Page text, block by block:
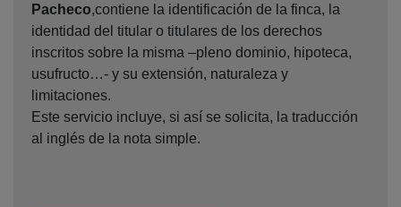
Pacheco,contiene la identificación de la finca, la
identidad del titular o titulares de los derechos
inscritos sobre la misma –pleno dominio, hipoteca,
usufructo…- y su extensión, naturaleza y
limitaciones.
Este servicio incluye, si así se solicita, la traducción
al inglés de la nota simple.